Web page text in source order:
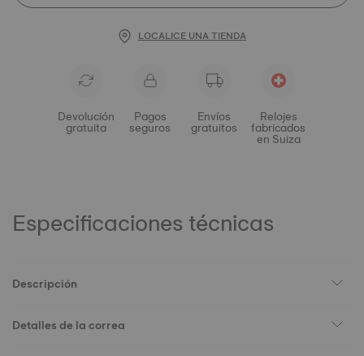
LOCALICE UNA TIENDA
Devolución
gratuita
Pagos
seguros
Envíos
gratuitos
Relojes
fabricados
en Suiza
Especificaciones técnicas
Descripción
Detalles de la correa